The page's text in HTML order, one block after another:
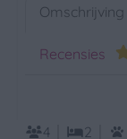
Omschrijving
Recensies
4 2